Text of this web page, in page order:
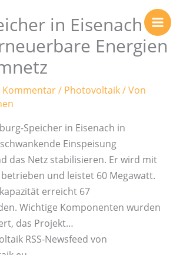
in Eisenach
Energien
Kommentar/ Photovoltaik/ Von
Speicher in Eisenach in
Einspeisung
das Netz stabilisieren. Er wird mit
betrieben und leistet 60 Megawatt.
erreicht 67
Wichtige Komponenten wurden
das Projekt…
RSS-Newsfeed von